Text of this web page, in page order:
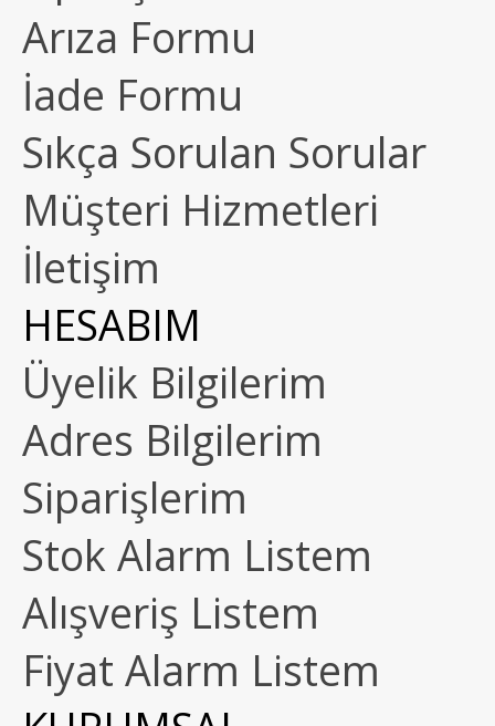
Arıza Formu
İade Formu
Sıkça Sorulan Sorular
Müşteri Hizmetleri
İletişim
HESABIM
Üyelik Bilgilerim
Adres Bilgilerim
Siparişlerim
Stok Alarm Listem
Alışveriş Listem
Fiyat Alarm Listem